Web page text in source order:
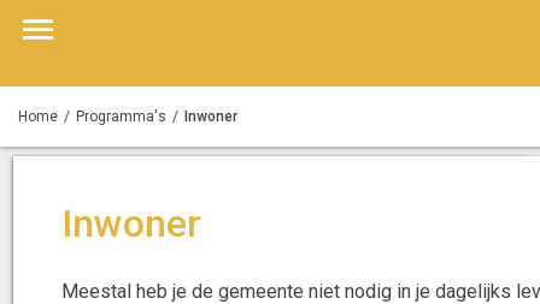
Home Programma's Inwoner
Inwoner
Meestal heb je de gemeente niet nodig in je dagelijks